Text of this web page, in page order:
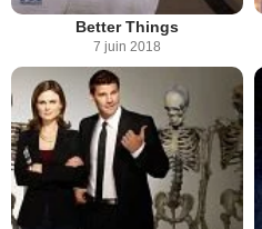
Better Things
7 juin 2018